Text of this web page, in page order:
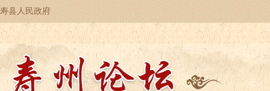
寿县人民政府